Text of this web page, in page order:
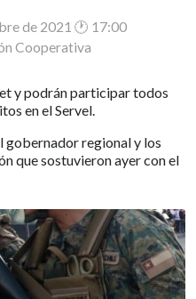
de 2021 🕐 17:00
Cooperativa
y podrán participar todos
en el Servel.
gobernador regional y los
que sostuvieron ayer con el